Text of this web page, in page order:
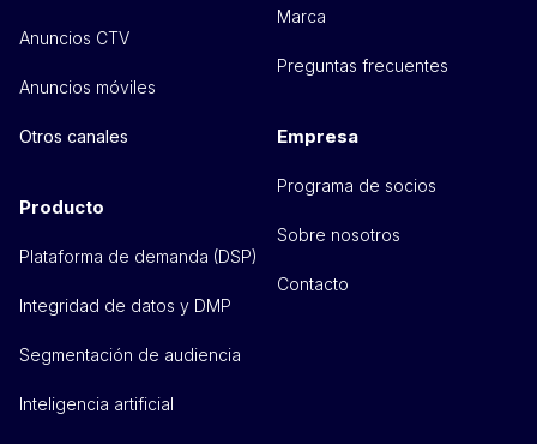
Anuncios CTV
Anuncios móviles
Otros canales
Producto
Plataforma de demanda (DSP)
Integridad de datos y DMP
Segmentación de audiencia
Inteligencia artificial
Marca
Preguntas frecuentes
Empresa
Programa de socios
Sobre nosotros
Contacto